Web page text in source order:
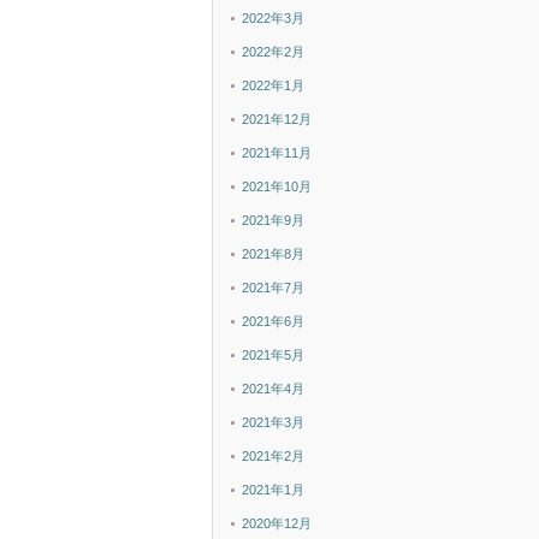
2022年3月
2022年2月
2022年1月
2021年12月
2021年11月
2021年10月
2021年9月
2021年8月
2021年7月
2021年6月
2021年5月
2021年4月
2021年3月
2021年2月
2021年1月
2020年12月